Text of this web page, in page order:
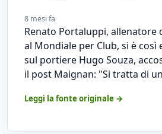
8 mesi fa
Renato Portaluppi, allenatore
al Mondiale per Club, si è così
sul portiere Hugo Souza,
il post Maignan: "Si tratta di
Leggi la fonte originale →